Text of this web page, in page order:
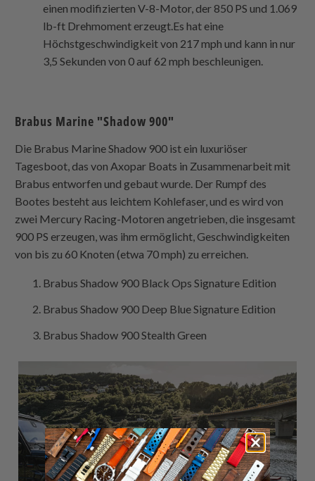
einen modifizierten V-8-Motor, der 850 PS und 1.069
lb-ft Drehmoment erzeugt.Es hat eine
Höchstgeschwindigkeit von 217 mph und kann in nur
3,5 Sekunden von 0 auf 62 mph beschleunigen.
Brabus Marine "Shadow 900"
Die Brabus Marine Shadow 900 ist ein luxuriöser
Tagesboot, das von Axopar Boats in Zusammenarbeit mit
Brabus entworfen und gebaut wurde. Der Rumpf des
Bootes besteht aus leichtem Kohlefaser, und es wird von
zwei Mercury Racing-Motoren angetrieben, die insgesamt
900 PS erzeugen, was ihm ermöglicht, Geschwindigkeiten
von bis zu 60 Knoten (etwa 70 mph) zu erreichen.
Brabus Shadow 900 Black Ops Signature Edition
Brabus Shadow 900 Deep Blue Signature Edition
Brabus Shadow 900 Stealth Green